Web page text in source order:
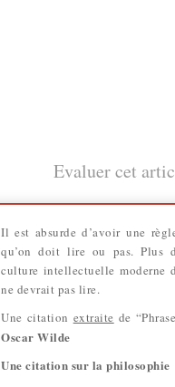
Evaluer cet
Il est absurde d’avoir une
qu’on doit lire ou pas. Plus
culture intellectuelle moderne
ne devrait pas lire.
Une citation extraite de
Oscar Wilde
Une citation sur la philosophie